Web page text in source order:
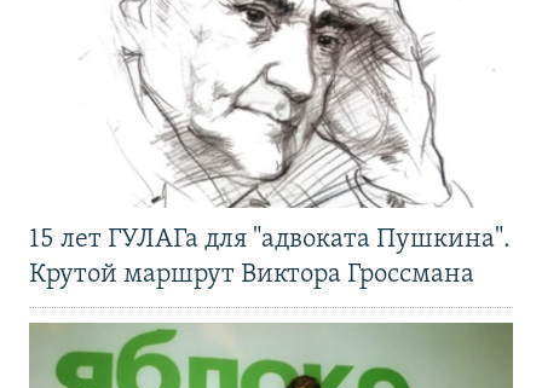
15 лет ГУЛАГа для "адвоката Пушкина".
Крутой маршрут Виктора Гроссмана